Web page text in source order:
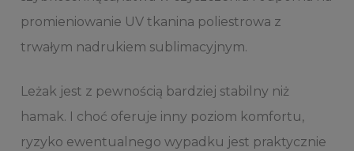
promieniowanie UV tkanina poliestrowa z
trwałym nadrukiem sublimacyjnym.
Leżak jest z pewnością bardziej stabilny niż
hamak. I choć oferuje inny poziom komfortu,
ryzyko ewentualnego wypadku jest praktycznie